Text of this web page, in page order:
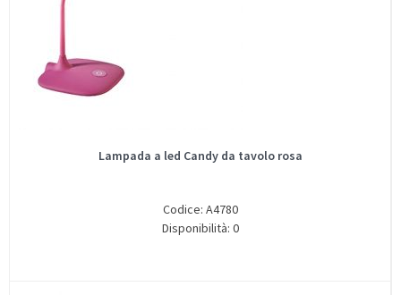
Lampada a led Candy da tavolo rosa
Codice: A4780
Disponibilità: 0